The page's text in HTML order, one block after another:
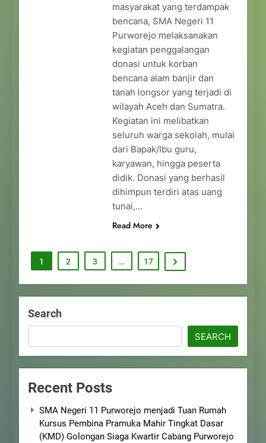
masyarakat yang terdampak
bencana, SMA Negeri 11
Purworejo melaksanakan
kegiatan penggalangan
donasi untuk korban
bencana alam banjir dan
tanah longsor yang terjadi di
wilayah Aceh dan Sumatra.
Kegiatan ini melibatkan
seluruh warga sekolah, mulai
dari Bapak/Ibu guru,
karyawan, hingga peserta
didik. Donasi yang berhasil
dihimpun terdiri atas uang
tunai,…
Read More
1 2 3 … 17
Search
SEARCH
Recent Posts
SMA Negeri 11 Purworejo menjadi Tuan Rumah
Kursus Pembina Pramuka Mahir Tingkat Dasar
(KMD) Golongan Siaga Kwartir Cabang Purworejo